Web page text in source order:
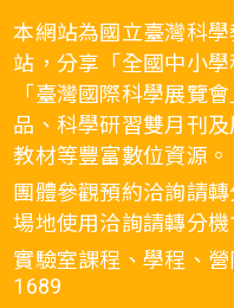
本網站為國立臺灣科
站，分享「全國中小
「臺灣國際科學展覽
品、科學研習雙月刊
教材等豐富數位資源。
團體參觀預約洽詢請
場地使用洽詢請轉分
實驗室課程、學程、
1689